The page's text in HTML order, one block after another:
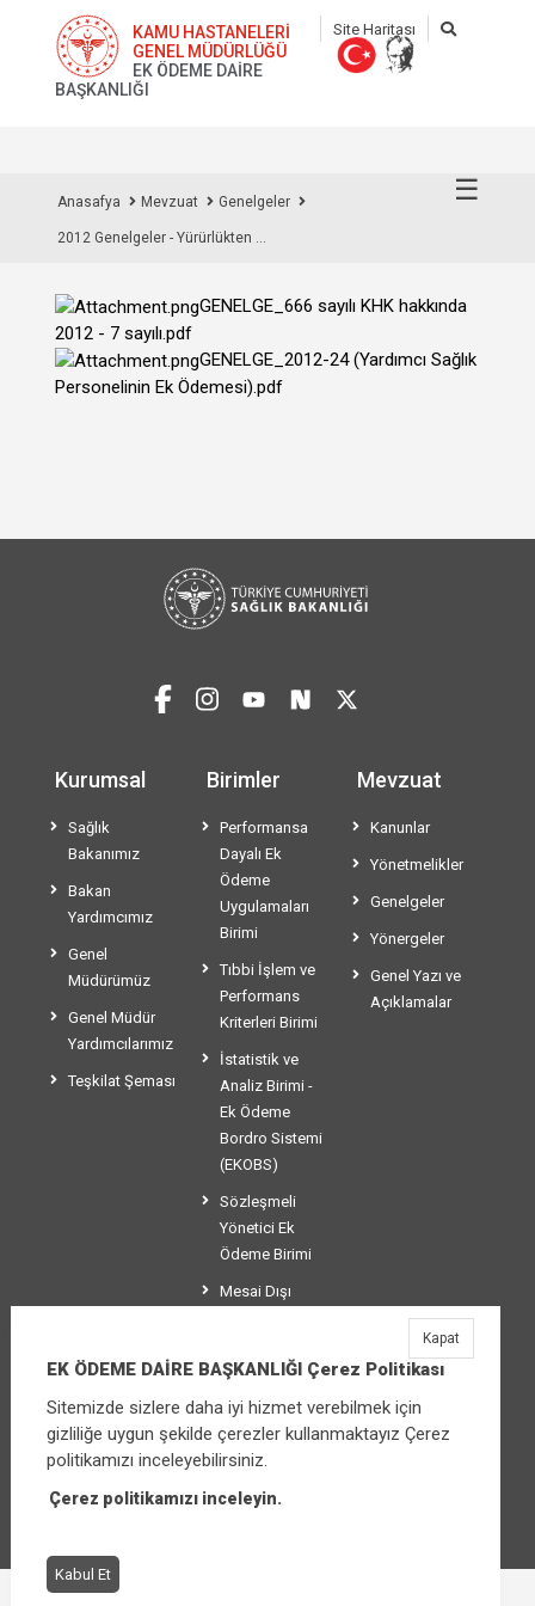
KAMU HASTANELERİ
GENEL MÜDÜRLÜĞÜ
EK ÖDEME DAİRE
BAŞKANLIĞI
Site Haritası
☰
Anasafya Mevzuat Genelgeler
2012 Genelgeler - Yürürlükten ...
GENELGE_666 sayılı KHK hakkında
2012 - 7 sayılı.pdf
GENELGE_2012-24 (Yardımcı Sağlık
Personelinin Ek Ödemesi).pdf
Kurumsal
Sağlık
Bakanımız
Bakan
Yardımcımız
Genel
Müdürümüz
Genel Müdür
Yardımcılarımız
Teşkilat Şeması
Birimler
Performansa
Dayalı Ek
Ödeme
Uygulamaları
Birimi
Tıbbi İşlem ve
Performans
Kriterleri Birimi
İstatistik ve
Analiz Birimi -
Ek Ödeme
Bordro Sistemi
(EKOBS)
Sözleşmeli
Yönetici Ek
Ödeme Birimi
Mesai Dışı
Mevzuat
Kanunlar
Yönetmelikler
Genelgeler
Yönergeler
Genel Yazı ve
Açıklamalar
EK ÖDEME DAİRE BAŞKANLIĞI
Üniversiteler Mahallesi Şehit Mehmet Bayraktar
Caddesi No:3 Çankaya/Ankara
EK ÖDEME DAİRE BAŞKANLIĞI Çerez Politikası
Sitemizde sizlere daha iyi hizmet verebilmek için
gizliliğe uygun şekilde çerezler kullanmaktayız Çerez
politikamızı inceleyebilirsiniz.
Çerez politikamızı inceleyin.
Kabul Et
Kapat